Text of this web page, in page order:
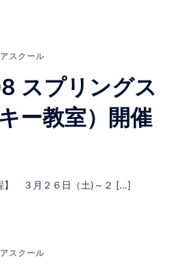
スクール
スプリングス
ー教室）開催
】 ３月２６日（土)～２ […]
スクール